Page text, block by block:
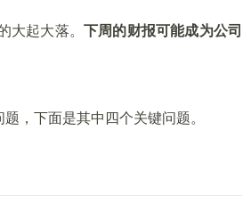
大起大落。 下周的财报可能成为公司
，下面是其中四个关键问题。